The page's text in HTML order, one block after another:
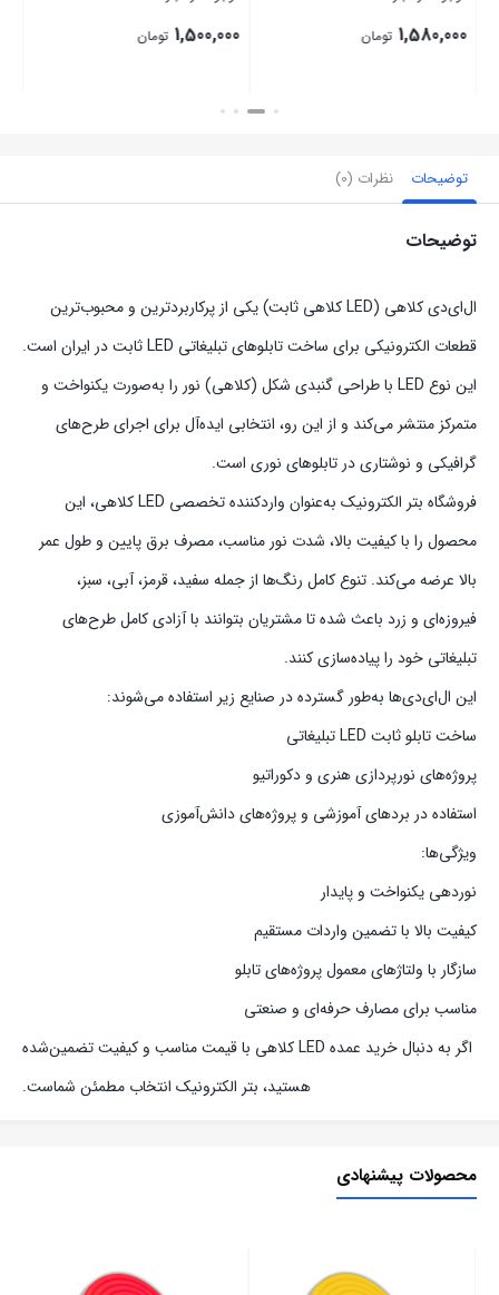
1,580,000 تومان 1,500,000 تومان
بستن
توضیحات نظرات (0)
توضیحات
ال‌ای‌دی کلاهی (LED کلاهی ثابت) یکی از پرکاربردترین و محبوب‌ترین
قطعات الکترونیکی برای ساخت تابلوهای تبلیغاتی LED ثابت در ایران است.
این نوع LED با طراحی گنبدی شکل (کلاهی) نور را به‌صورت یکنواخت و
متمرکز منتشر می‌کند و از این رو، انتخابی ایده‌آل برای اجرای طرح‌های
گرافیکی و نوشتاری در تابلوهای نوری است.
فروشگاه بتر الکترونیک به‌عنوان واردکننده تخصصی LED کلاهی، این
محصول را با کیفیت بالا، شدت نور مناسب، مصرف برق پایین و طول عمر
بالا عرضه می‌کند. تنوع کامل رنگ‌ها از جمله سفید، قرمز، آبی، سبز،
فیروزه‌ای و زرد باعث شده تا مشتریان بتوانند با آزادی کامل طرح‌های
تبلیغاتی خود را پیاده‌سازی کنند.
این ال‌ای‌دی‌ها به‌طور گسترده در صنایع زیر استفاده می‌شوند:
ساخت تابلو ثابت LED تبلیغاتی
پروژه‌های نورپردازی هنری و دکوراتیو
استفاده در بردهای آموزشی و پروژه‌های دانش‌آموزی
ویژگی‌ها:
نوردهی یکنواخت و پایدار
کیفیت بالا با تضمین واردات مستقیم
سازگار با ولتاژهای معمول پروژه‌های تابلو
مناسب برای مصارف حرفه‌ای و صنعتی
اگر به دنبال خرید عمده LED کلاهی با قیمت مناسب و کیفیت تضمین‌شده
هستید، بتر الکترونیک انتخاب مطمئن شماست.
محصولات پیشنهادی